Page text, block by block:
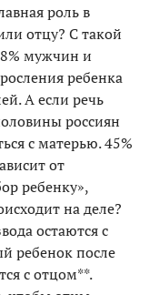
роль в
отцу? С такой
мужчин и
ребенка
А если речь
россиян
с матерью. 45%
от
ребенку»,
на деле?
остаются с
ребенок после
с отцом**.